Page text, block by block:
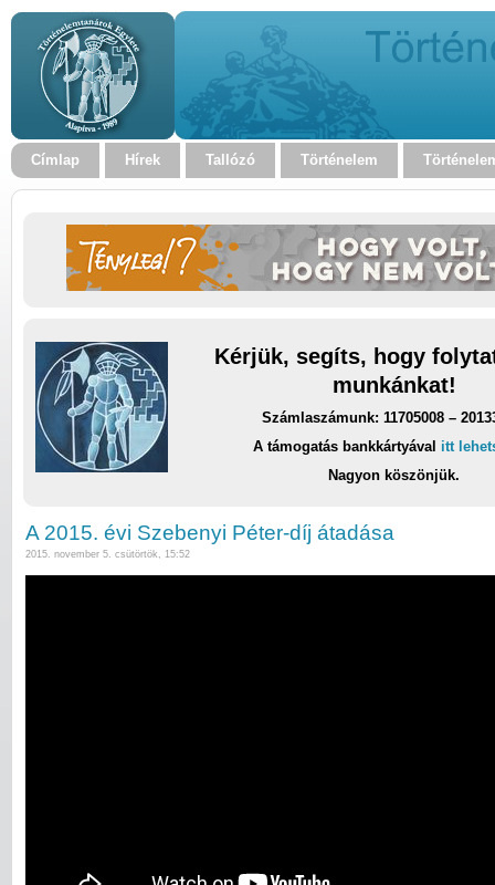
Címlap Hírek Tallózó Történelem
Kérjük, segíts, hogy
munkánkat!
Számlaszámunk: 11705008 –
A támogatás bankkártyával itt
Nagyon köszönjük.
A 2015. évi Szebenyi Péter-díj átadása
2015. november 5. csütörtök, 15:52